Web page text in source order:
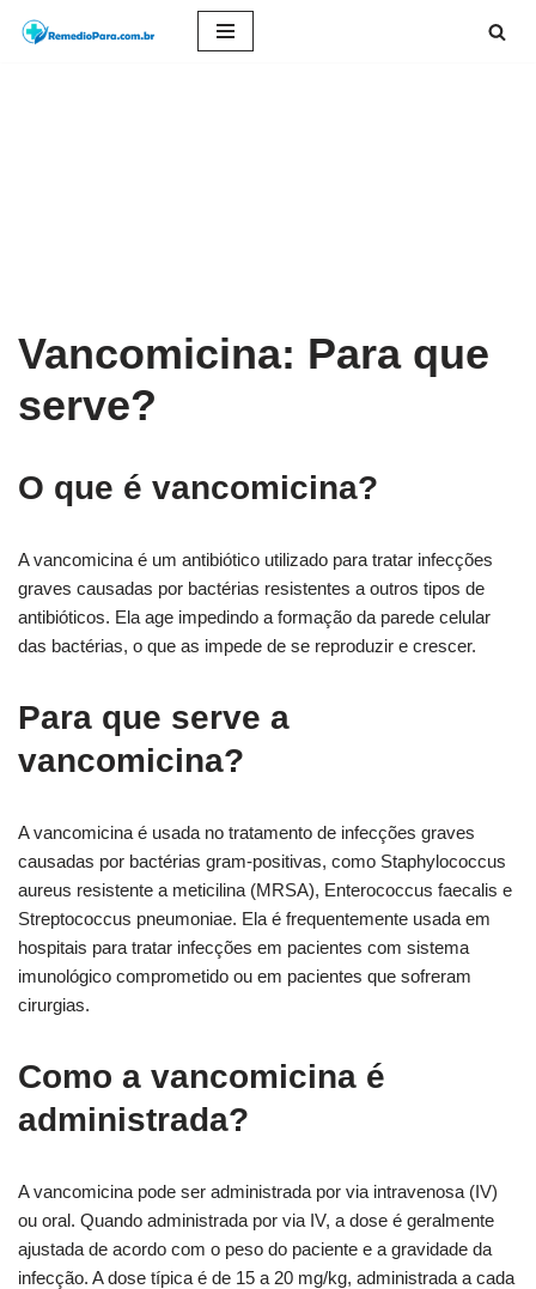
Vancomicina: Para que
serve?
O que é vancomicina?
A vancomicina é um antibiótico utilizado para tratar infecções
graves causadas por bactérias resistentes a outros tipos de
antibióticos. Ela age impedindo a formação da parede celular
das bactérias, o que as impede de se reproduzir e crescer.
Para que serve a
vancomicina?
A vancomicina é usada no tratamento de infecções graves
causadas por bactérias gram-positivas, como Staphylococcus
aureus resistente a meticilina (MRSA), Enterococcus faecalis e
Streptococcus pneumoniae. Ela é frequentemente usada em
hospitais para tratar infecções em pacientes com sistema
imunológico comprometido ou em pacientes que sofreram
cirurgias.
Como a vancomicina é
administrada?
A vancomicina pode ser administrada por via intravenosa (IV)
ou oral. Quando administrada por via IV, a dose é geralmente
ajustada de acordo com o peso do paciente e a gravidade da
infecção. A dose típica é de 15 a 20 mg/kg, administrada a cada